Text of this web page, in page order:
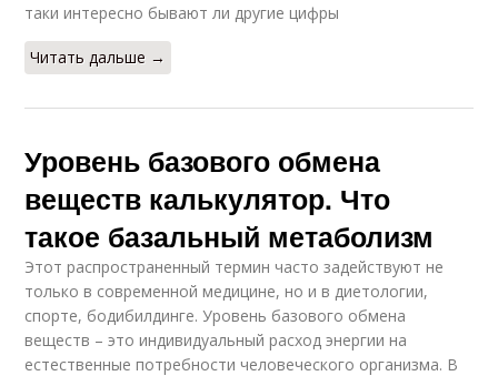
таки интересно бывают ли другие цифры
Читать дальше →
Уровень базового обмена
веществ калькулятор. Что
такое базальный метаболизм
Этот распространенный термин часто задействуют не
только в современной медицине, но и в диетологии,
спорте, бодибилдинге. Уровень базового обмена
веществ – это индивидуальный расход энергии на
естественные потребности человеческого организма. В